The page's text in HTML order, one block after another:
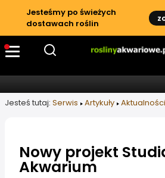
Jesteśmy po świeżych
dostawach roślin
Jesteś tutaj: Serwis Artykuły
Nowy projekt
Akwarium